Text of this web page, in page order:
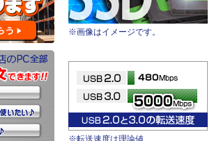
※画像はイメージです。
※転送速度は理論値